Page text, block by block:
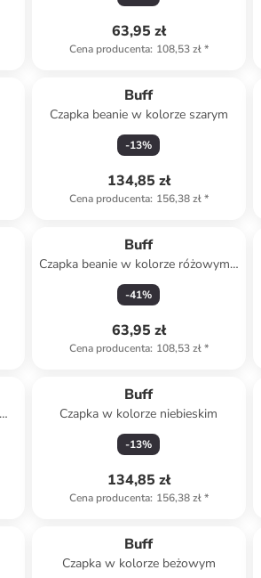
63,95 zł
Cena producenta: 108,53 zł*
Buff
Czapka beanie w kolorze szarym
-13%
134,85 zł
Cena producenta: 156,38 zł*
Buff
Czapka beanie w kolorze różowym z
mikrowłókna
-41%
63,95 zł
Cena producenta: 108,53 zł*
Buff
Czapka w kolorze niebieskim
-13%
134,85 zł
Cena producenta: 156,38 zł*
Buff
Czapka w kolorze beżowym